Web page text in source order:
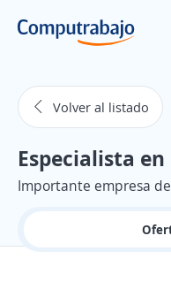
Volver al listado
Especialista
Importante empresa